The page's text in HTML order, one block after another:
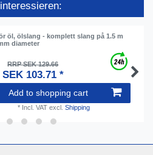
öl, ölslang - komplett slang på 1.5 m
diameter
RRP SEK 129.66
SEK 103.71 *
Add to shopping cart
* Incl. VATexcl. Shipping